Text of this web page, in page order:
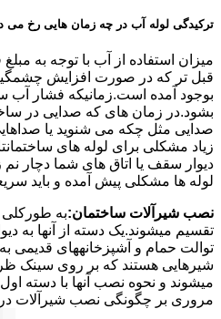
ترکیدگی لوله آب در چه زمان هایی رخ می
میزان استفاده از آب با توجه به
قبل تر که در صورت افزایش چشمگیر
بوجود آمده است.زمانیکه فشار آب
بشود.در زمان های که صدایی در
صدایی مثل چکه می شنوید یا
زیاد مشکلی برای لوله های
دیوار سقف یا اتاق های شما دچار
لوله ها مشکلی پیش آمده و باید
نصب شیرآلات ساختمان:به طورکلی
تقسیم میشوند.یک دسته از آنها به
توالت حمام و آشپزخانههای قدیمی
شیرهایی هستند که بر روی سینک
میشوند و نحوه نصب آنها با دسته
مروری بر چگونگی نصب شیرآلات در